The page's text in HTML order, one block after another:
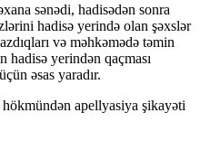
sənədi, hadisədən sonra
hadisə yerində olan şəxslər
və məhkəmədə təmin
hadisə yerindən qaçması
əsas yaradır.
apellyasiya şikayəti